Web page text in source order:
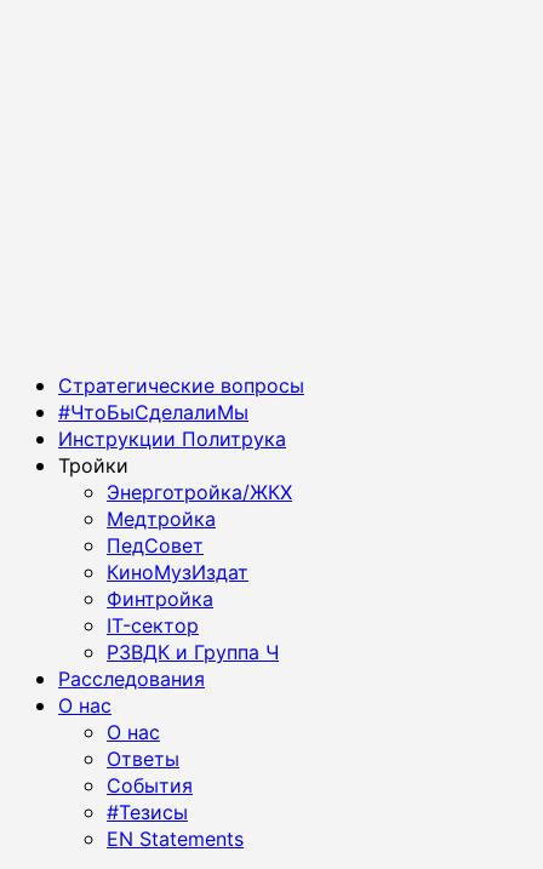
Основное
меню
Стратегические вопросы
#ЧтоБыСделалиМы
Инструкции Политрука
Тройки
Энерготройка/ЖКХ
Медтройка
ПедСовет
КиноМузИздат
Финтройка
IT-сектор
РЗВДК и Группа Ч
Расследования
О нас
О нас
Ответы
События
#Тезисы
EN Statements